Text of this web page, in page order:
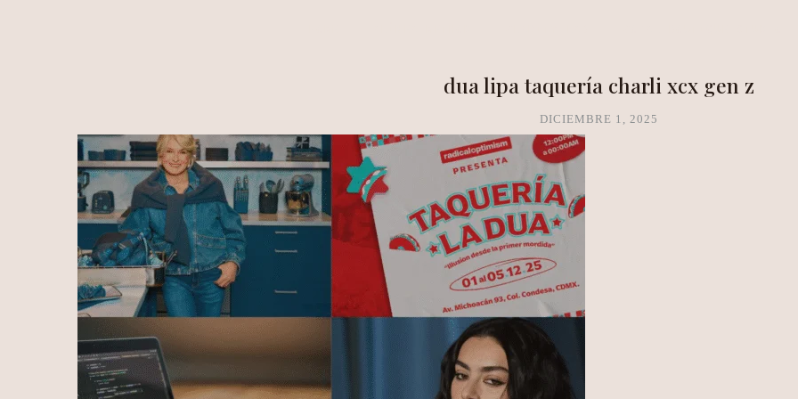
dua lipa taquería charli xcx gen z
DICIEMBRE 1, 2025